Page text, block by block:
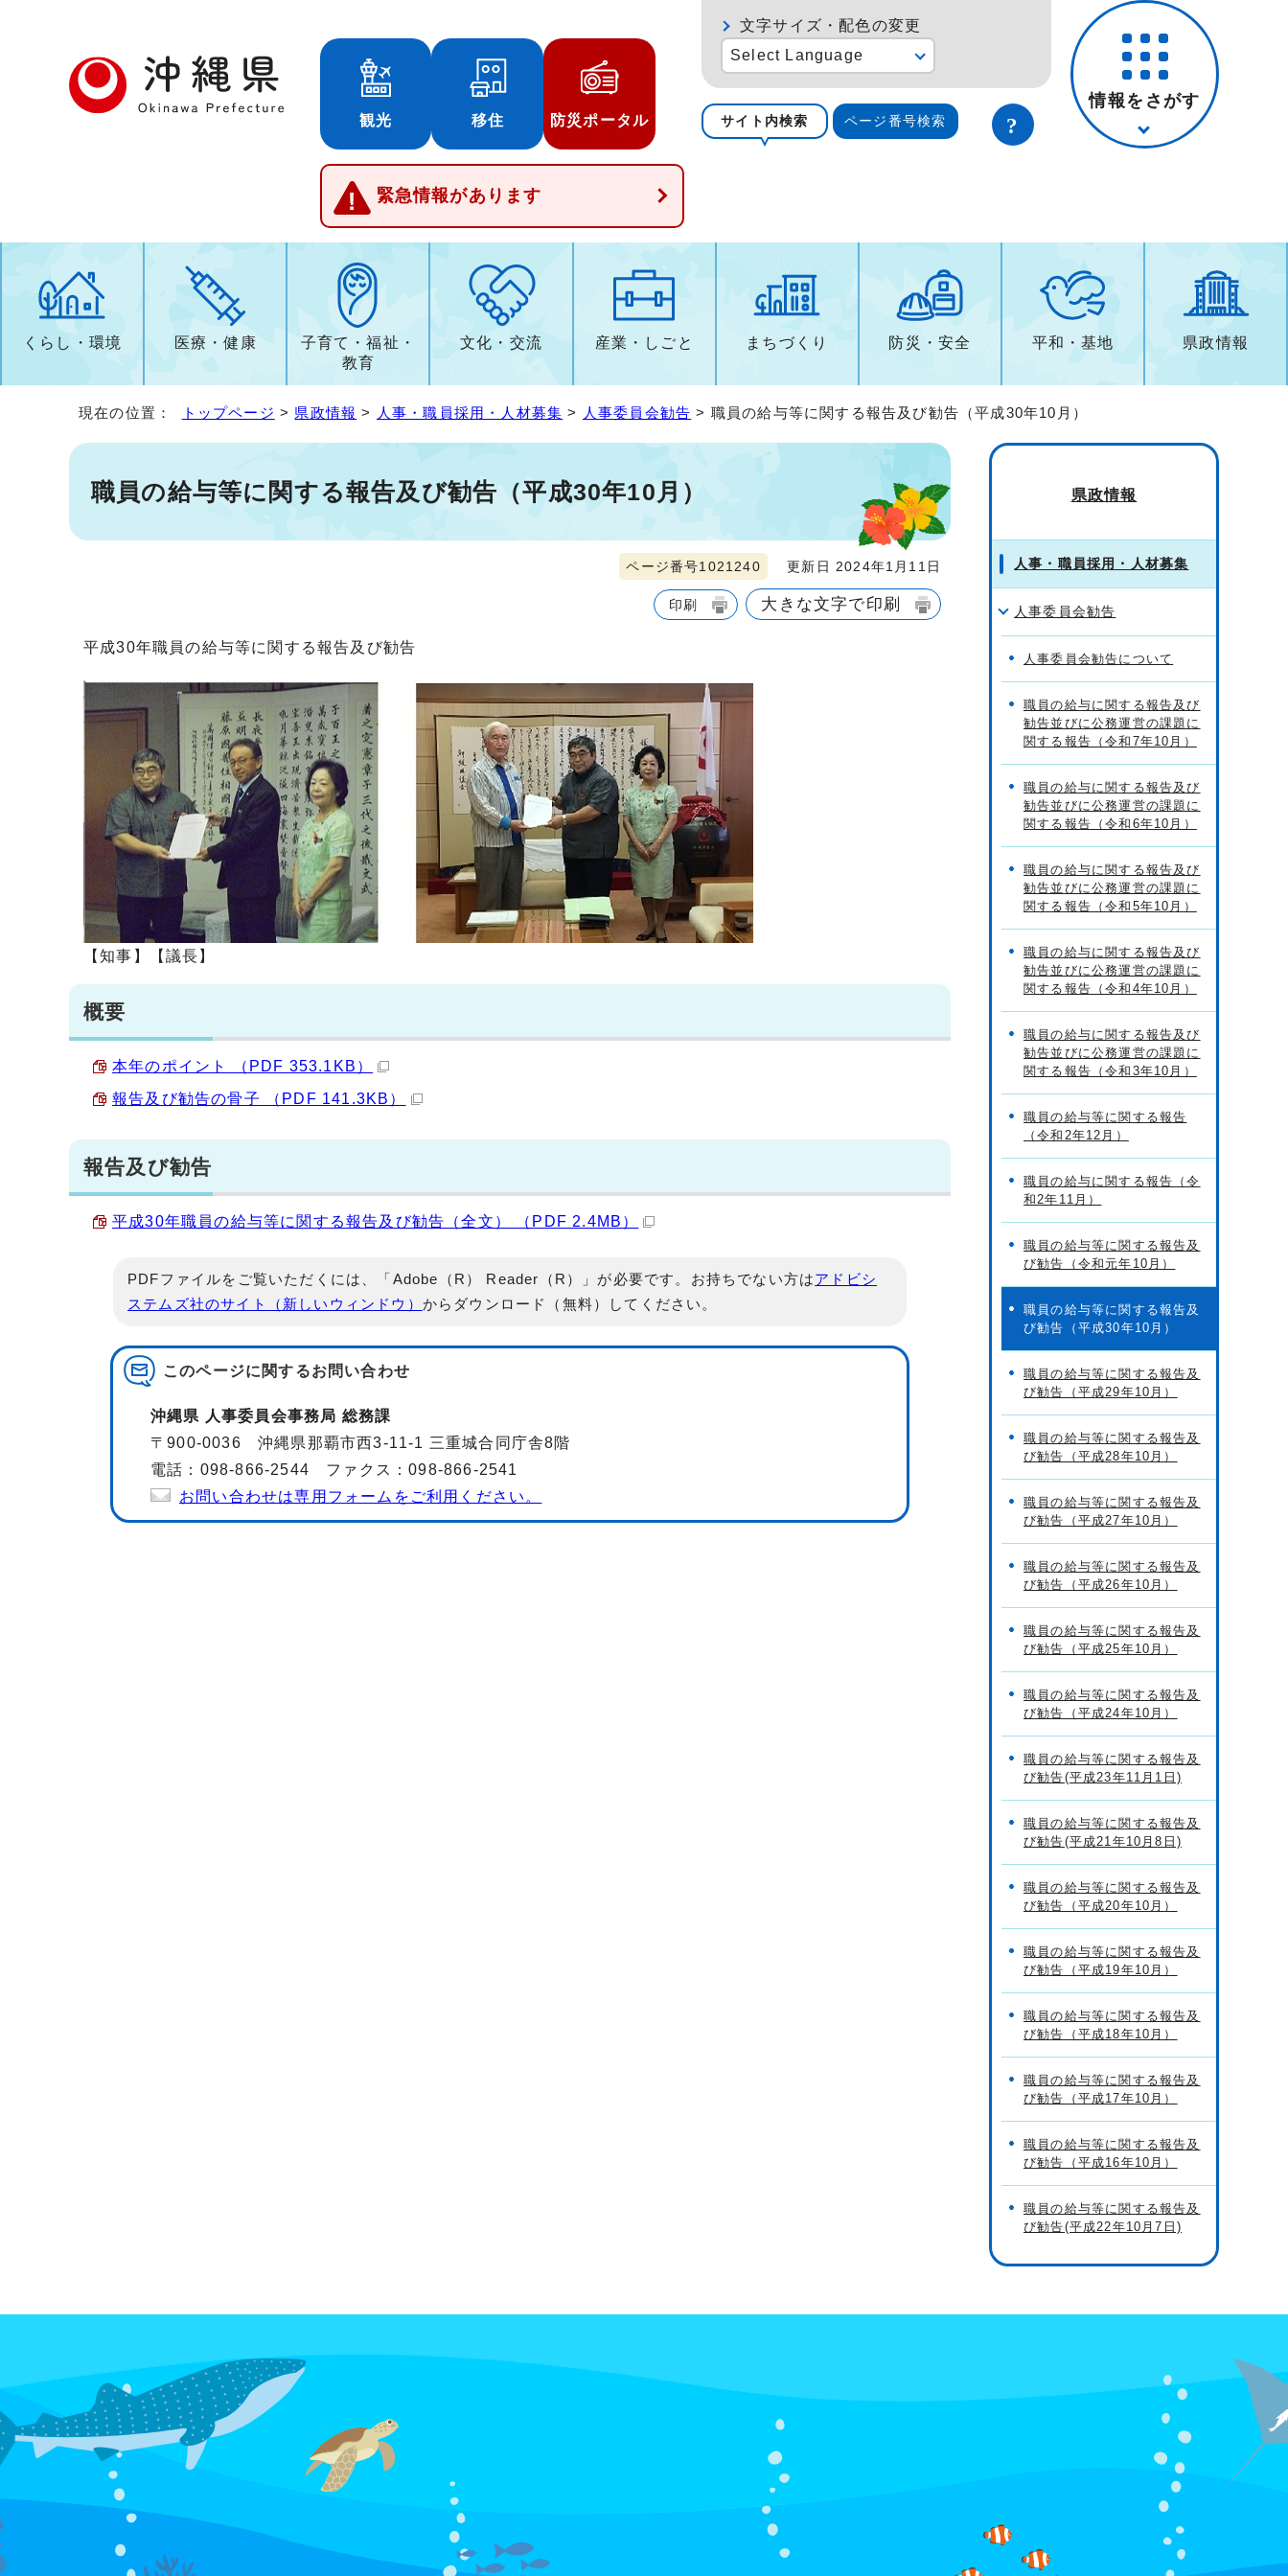
観光 移住 防災ポータル
緊急情報があります
文字サイズ・配色の変更
Select Language
サイト内検索 ページ番号検索
情報をさがす
くらし・環境 医療・健康
子育て・福祉・
教育
文化・交流 産業・しごと まちづくり 防災・安全 平和・基地 県政情報
現在の位置： トップページ > 県政情報 > 人事・職員採用・人材募集 > 人事委員会勧告 > 職員の給与等に関する報告及び勧告（平成30年10月）
職員の給与等に関する報告及び勧告（平成30年10月）
ページ番号1021240 更新日 2024年1月11日
印刷 大きな文字で印刷
平成30年職員の給与等に関する報告及び勧告
【知事】【議長】
概要
本年のポイント （PDF 353.1KB）
報告及び勧告の骨子 （PDF 141.3KB）
報告及び勧告
平成30年職員の給与等に関する報告及び勧告（全文） （PDF 2.4MB）
PDFファイルをご覧いただくには、「Adobe（R） Reader（R）」が必要です。お持ちでない方はアドビシ
ステムズ社のサイト（新しいウィンドウ） からダウンロード（無料）してください。
このページに関するお問い合わせ
沖縄県 人事委員会事務局 総務課
〒900-0036 沖縄県那覇市西3-11-1 三重城合同庁舎8階
電話：098-866-2544 ファクス：098-866-2541
お問い合わせは専用フォームをご利用ください。
県政情報
人事・職員採用・人材募集
人事委員会勧告
人事委員会勧告について
職員の給与に関する報告及び
勧告並びに公務運営の課題に
関する報告（令和7年10月）
職員の給与に関する報告及び
勧告並びに公務運営の課題に
関する報告（令和6年10月）
職員の給与に関する報告及び
勧告並びに公務運営の課題に
関する報告（令和5年10月）
職員の給与に関する報告及び
勧告並びに公務運営の課題に
関する報告（令和4年10月）
職員の給与に関する報告及び
勧告並びに公務運営の課題に
関する報告（令和3年10月）
職員の給与等に関する報告
（令和2年12月）
職員の給与に関する報告（令
和2年11月）
職員の給与等に関する報告及
び勧告（令和元年10月）
職員の給与等に関する報告及
び勧告（平成30年10月）
職員の給与等に関する報告及
び勧告（平成29年10月）
職員の給与等に関する報告及
び勧告（平成28年10月）
職員の給与等に関する報告及
び勧告（平成27年10月）
職員の給与等に関する報告及
び勧告（平成26年10月）
職員の給与等に関する報告及
び勧告（平成25年10月）
職員の給与等に関する報告及
び勧告（平成24年10月）
職員の給与等に関する報告及
び勧告(平成23年11月1日)
職員の給与等に関する報告及
び勧告(平成21年10月8日)
職員の給与等に関する報告及
び勧告（平成20年10月）
職員の給与等に関する報告及
び勧告（平成19年10月）
職員の給与等に関する報告及
び勧告（平成18年10月）
職員の給与等に関する報告及
び勧告（平成17年10月）
職員の給与等に関する報告及
び勧告（平成16年10月）
職員の給与等に関する報告及
び勧告(平成22年10月7日)